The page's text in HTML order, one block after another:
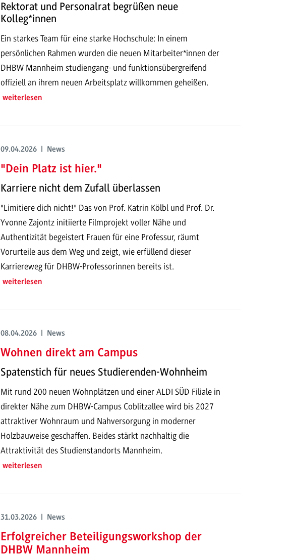
Rektorat und Personalrat begrüßen neue
Kolleg*innen
Ein starkes Team für eine starke Hochschule: In einem
persönlichen Rahmen wurden die neuen Mitarbeiter*innen der
DHBW Mannheim studiengang- und funktionsübergreifend
offiziell an ihrem neuen Arbeitsplatz willkommen geheißen.
weiterlesen
09.04.2026 | News
"Dein Platz ist hier."
Karriere nicht dem Zufall überlassen
"Limitiere dich nicht!" Das von Prof. Katrin Kölbl und Prof. Dr.
Yvonne Zajontz initiierte Filmprojekt voller Nähe und
Authentizität begeistert Frauen für eine Professur, räumt
Vorurteile aus dem Weg und zeigt, wie erfüllend dieser
Karriereweg für DHBW-Professorinnen bereits ist.
weiterlesen
08.04.2026 | News
Wohnen direkt am Campus
Spatenstich für neues Studierenden-Wohnheim
Mit rund 200 neuen Wohnplätzen und einer ALDI SÜD Filiale in
direkter Nähe zum DHBW-Campus Coblitzallee wird bis 2027
attraktiver Wohnraum und Nahversorgung in moderner
Holzbauweise geschaffen. Beides stärkt nachhaltig die
Attraktivität des Studienstandorts Mannheim.
weiterlesen
31.03.2026 | News
Erfolgreicher Beteiligungsworkshop der
DHBW Mannheim